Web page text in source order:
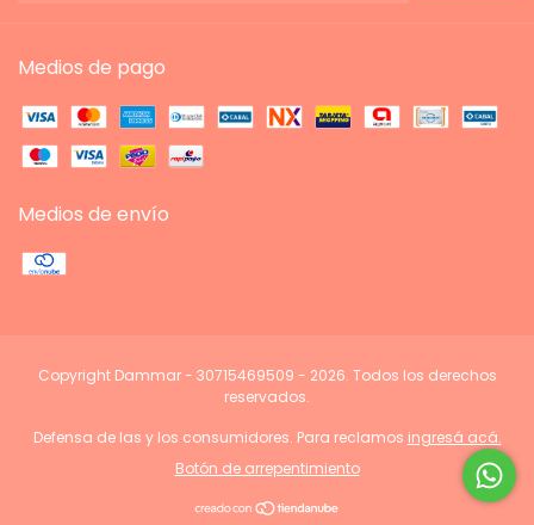
Medios de pago
Medios de envío
Copyright Dammar - 30715469509 - 2026. Todos los derechos
reservados.
Defensa de las y los consumidores. Para reclamos ingresá acá.
Botón de arrepentimiento